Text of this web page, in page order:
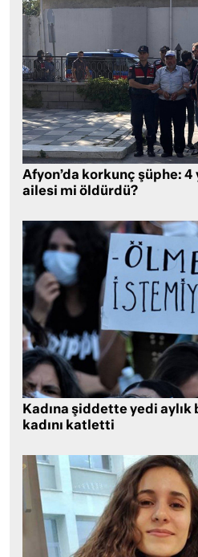
Afyon’da korkunç şüphe: 4
ailesi mi öldürdü?
Kadına şiddette yedi aylık
kadını katletti